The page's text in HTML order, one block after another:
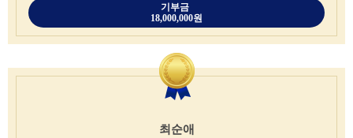
기부금
18,000,000원
최순애